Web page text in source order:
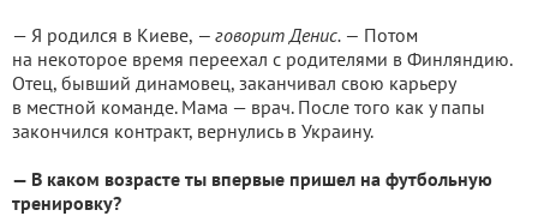
— Я родился в Киеве, — говорит Денис. — Потом
на некоторое время переехал с родителями в Финляндию.
Отец, бывший динамовец, заканчивал свою карьеру
в местной команде. Мама — врач. После того как у папы
закончился контракт, вернулись в Украину.
— В каком возрасте ты впервые пришел на футбольную
тренировку?